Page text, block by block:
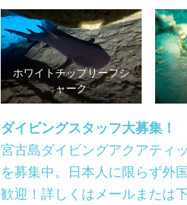
ホワイトチップリーフシ
ャーク
ダイビングスタッフ大募集！
宮古島ダイビングアクアティ
を募集中。日本人に限らず外
歓迎！詳しくはメールまたは